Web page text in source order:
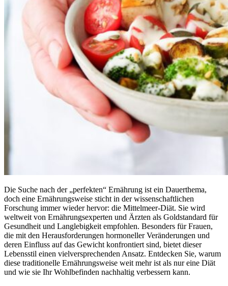
Die Suche nach der „perfekten“ Ernährung ist ein Dauerthema,
doch eine Ernährungsweise sticht in der wissenschaftlichen
Forschung immer wieder hervor: die Mittelmeer-Diät. Sie wird
weltweit von Ernährungsexperten und Ärzten als Goldstandard für
Gesundheit und Langlebigkeit empfohlen. Besonders für Frauen,
die mit den Herausforderungen hormoneller Veränderungen und
deren Einfluss auf das Gewicht konfrontiert sind, bietet dieser
Lebensstil einen vielversprechenden Ansatz. Entdecken Sie, warum
diese traditionelle Ernährungsweise weit mehr ist als nur eine Diät
und wie sie Ihr Wohlbefinden nachhaltig verbessern kann.